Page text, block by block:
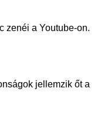
zenéi a Youtube-on.
jellemzik őt a